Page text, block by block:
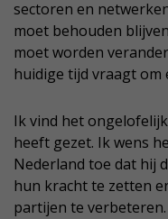
sectoren en
moet behouden
moet worden
huidige tijd vraagt om
Ik vind het
heeft gezet. Ik wens
Nederland toe dat hij
hun kracht te zetten
partijen te verbeteren.